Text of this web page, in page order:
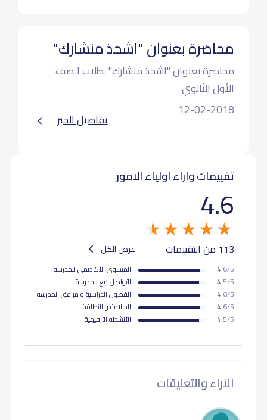
محاضرة بعنوان "اشحذ منشارك"
محاضرة بعنوان "اشحذ منشارك" لطلاب الصف
الأول الثانوي
تقديم د. معتز الخطيب
12-02-2018
تفاصيل الخبر
تقييمات واراء اولياء الامور
4.6
113 من التقييمات عرض الكل
4.6/5
المستوى اﻷكاديمى للمدرسة
4.5/5
التواصل مع المدرسة
4.6/5
الفصول الدراسية و مرافق المدرسة
4.6/5
السلامة و النظافة
4.5/5
اﻷنشطة الترفيهية
الآراء والتعليقات